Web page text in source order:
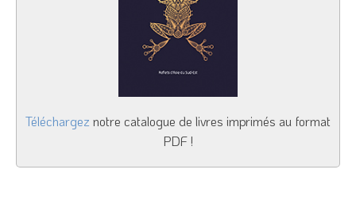
Téléchargez notre catalogue de livres imprimés au format
PDF !